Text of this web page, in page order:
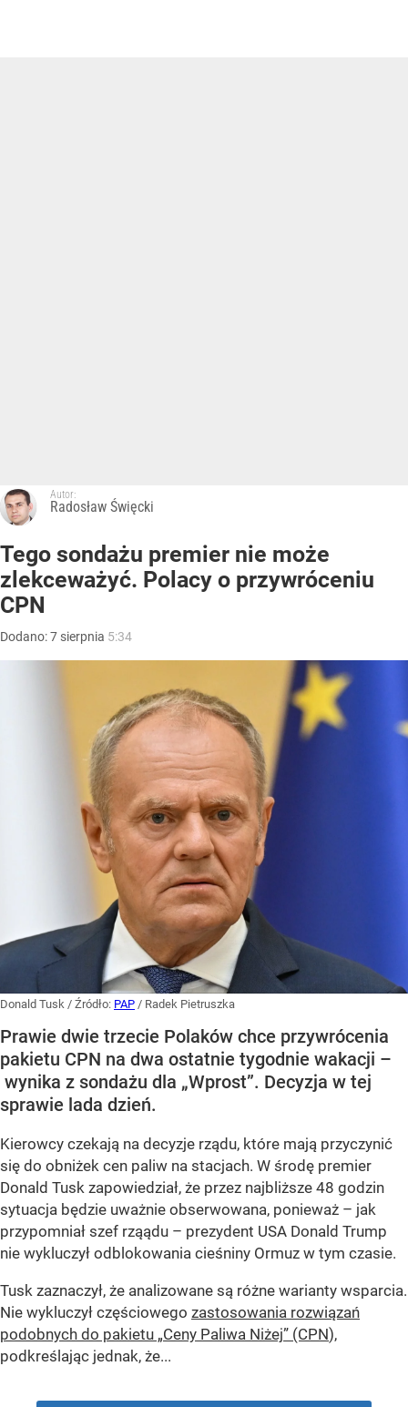
Autor:
Radosław Święcki
Tego sondażu premier nie może
zlekceważyć. Polacy o przywróceniu
CPN
Dodano:7 sierpnia 5:34
Donald Tusk / Źródło: PAP / Radek Pietruszka
Prawie dwie trzecie Polaków chce przywrócenia
pakietu CPN na dwa ostatnie tygodnie wakacji –
wynika z sondażu dla „Wprost”. Decyzja w tej
sprawie lada dzień.
Kierowcy czekają na decyzje rządu, które mają przyczynić
się do obniżek cen paliw na stacjach. W środę premier
Donald Tusk zapowiedział, że przez najbliższe 48 godzin
sytuacja będzie uważnie obserwowana, ponieważ – jak
przypomniał szef rząądu – prezydent USA Donald Trump
nie wykluczył odblokowania cieśniny Ormuz w tym czasie.
Tusk zaznaczył, że analizowane są różne warianty wsparcia.
Nie wykluczył częściowego zastosowania rozwiązań
podobnych do pakietu „Ceny Paliwa Niżej” (CPN),
podkreślając jednak, że...